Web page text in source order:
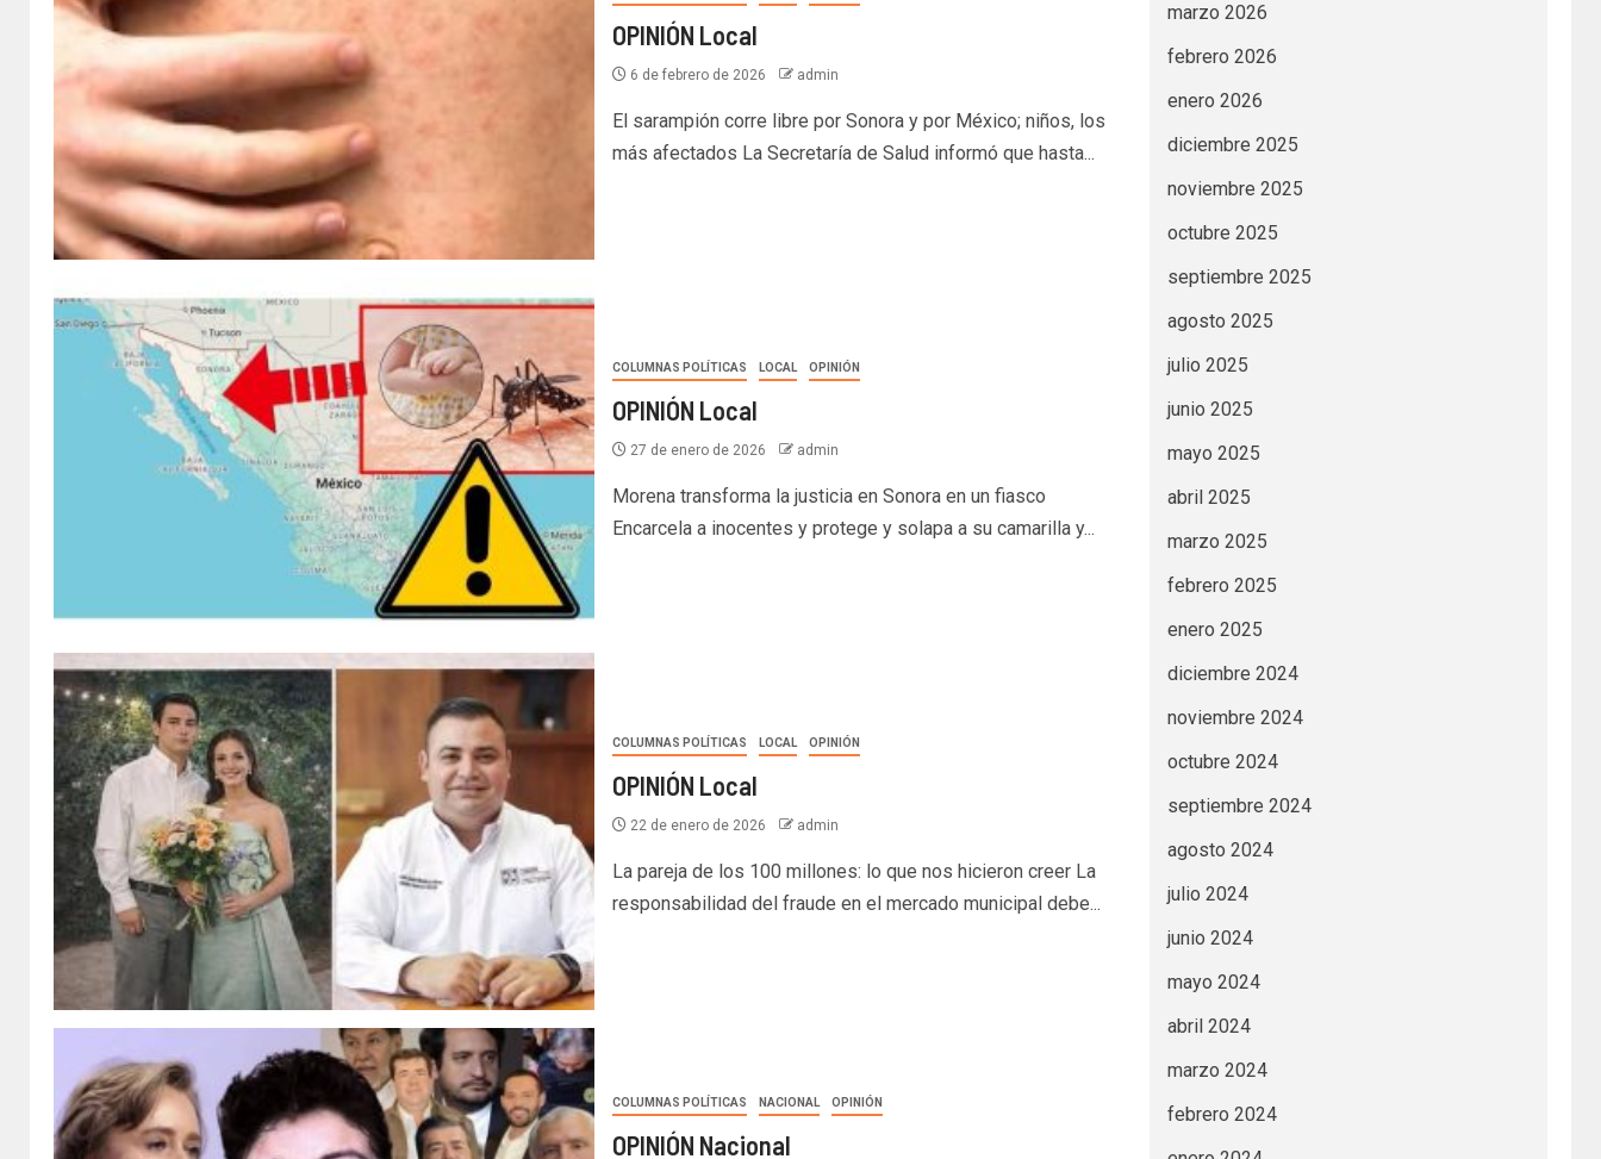
OPINIÓN Local
6 de febrero de 2026 admin
El sarampión corre libre por Sonora y por México; niños, los
más afectados La Secretaría de Salud informó que hasta...
COLUMNAS POLÍTICAS LOCAL OPINIÓN
OPINIÓN Local
27 de enero de 2026 admin
Morena transforma la justicia en Sonora en un fiasco
Encarcela a inocentes y protege y solapa a su camarilla y...
COLUMNAS POLÍTICAS LOCAL OPINIÓN
OPINIÓN Local
22 de enero de 2026 admin
La pareja de los 100 millones: lo que nos hicieron creer La
responsabilidad del fraude en el mercado municipal debe...
COLUMNAS POLÍTICAS NACIONAL OPINIÓN
OPINIÓN Nacional
marzo 2026
febrero 2026
enero 2026
diciembre 2025
noviembre 2025
octubre 2025
septiembre 2025
agosto 2025
julio 2025
junio 2025
mayo 2025
abril 2025
marzo 2025
febrero 2025
enero 2025
diciembre 2024
noviembre 2024
octubre 2024
septiembre 2024
agosto 2024
julio 2024
junio 2024
mayo 2024
abril 2024
marzo 2024
febrero 2024